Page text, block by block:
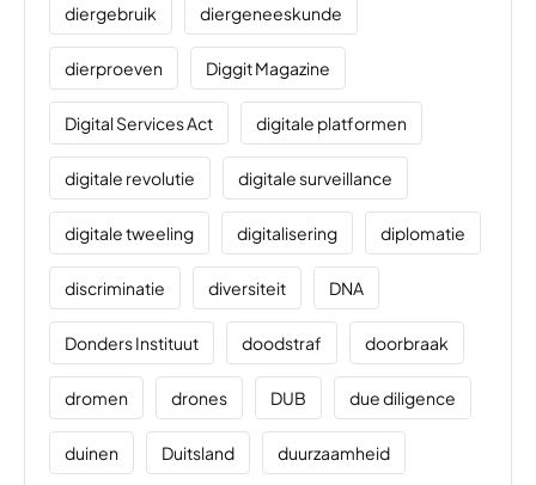
diergebruik diergeneeskunde
dierproeven Diggit Magazine
Digital Services Act digitale platformen
digitale revolutie digitale surveillance
digitale tweeling digitalisering diplomatie
discriminatie diversiteit DNA
Donders Instituut doodstraf doorbraak
dromen drones DUB due diligence
duinen Duitsland duurzaamheid